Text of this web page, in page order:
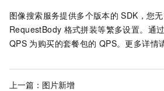
图像搜索服务提供多个版本的 SDK，您
RequestBody 格式拼装等繁多设置。通过
QPS 为购买的套餐包的 QPS。更多详情
上一篇： 图片新增